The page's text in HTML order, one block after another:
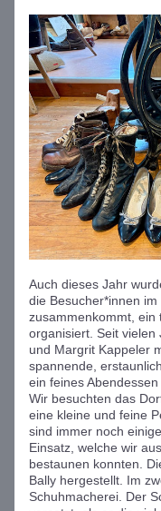
Auch dieses Jahr
die Besucher*innen
zusammenkommt, ein
organisiert. Seit
und Margrit Kappeler
spannende,
ein feines
Wir besuchten das
eine kleine und feine
sind immer noch
Einsatz, welche wir
bestaunen konnten.
Bally hergestellt. Im
Schuhmacherei. Der